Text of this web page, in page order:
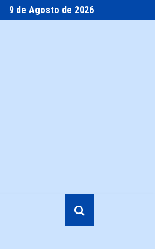
9 de Agosto de 2026